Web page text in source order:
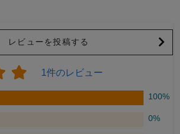
レビューを投稿する
1件のレビュー
100%
0%